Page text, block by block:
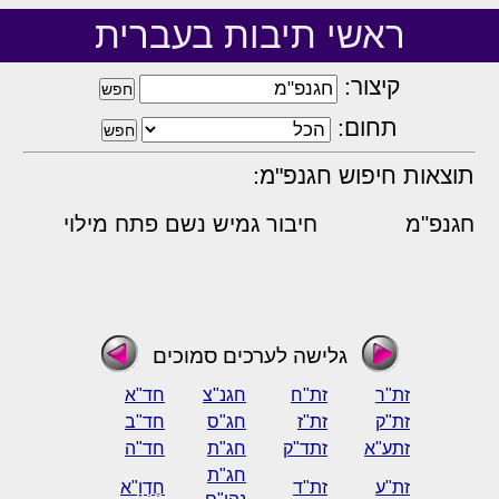
ראשי תיבות בעברית
קיצור:
תחום:
תוצאות חיפוש חגנפ"מ:
חגנפ"מ חיבור גמיש נשם פתח מילוי
גלישה לערכים סמוכים
זת"ר זת"ח חגנ"צ
חד"א
זת"ק
זת"ז חג"ס
חד"ב
זתע"א
זתד"ק חג"ת חד"ה
זת"ע זת"ד
חג"ת
חֶדְוָ"א